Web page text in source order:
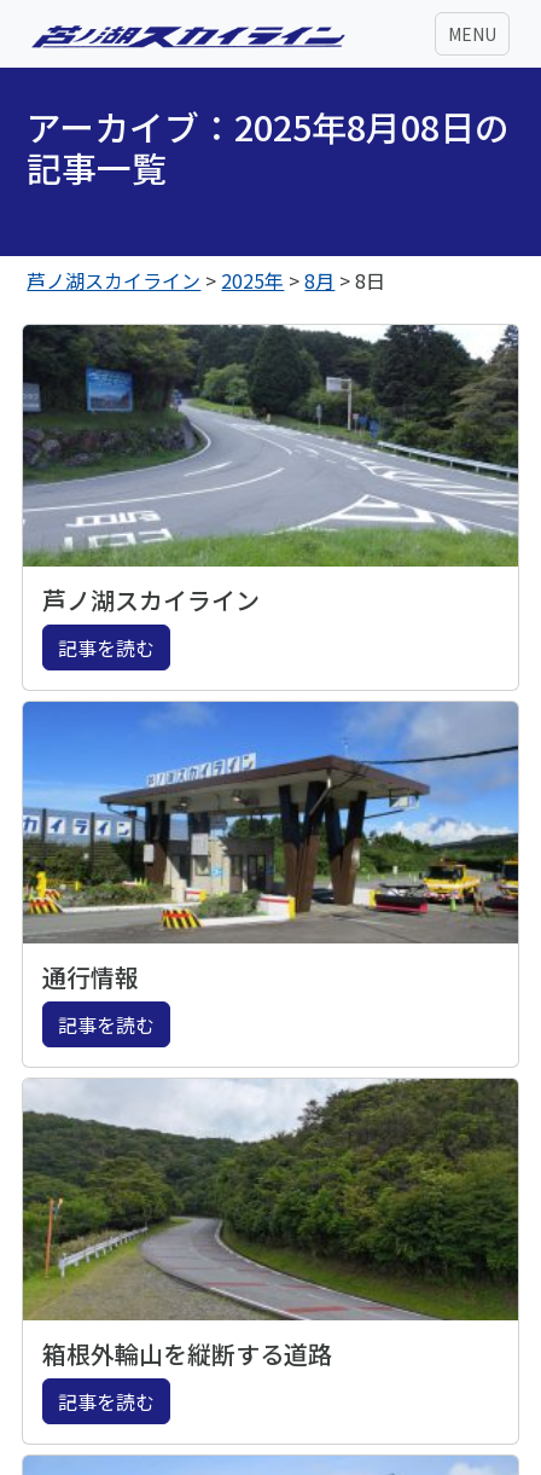
MENU
アーカイブ：2025年8月08日の
記事一覧
芦ノ湖スカイライン > 2025年 >8月 >8日
芦ノ湖スカイライン
記事を読む
通行情報
記事を読む
箱根外輪山を縦断する道路
記事を読む